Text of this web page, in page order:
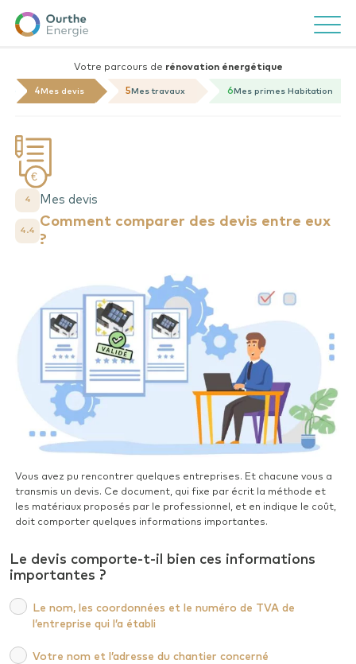
Ourthe
Energie Ouvrir/
Votre parcours de rénovation énergétique
4 Mes devis 5Mes travaux 6 Mes primes Habitation
4 Mes devis
4.4
Comment comparer des devis entre eux
?
Vous avez pu rencontrer quelques entreprises. Et chacune vous a
transmis un devis. Ce document, qui fixe par écrit la méthode et
les matériaux proposés par le professionnel, et en indique le coût,
doit comporter quelques informations importantes.
Le devis comporte-t-il bien ces informations
importantes ?
Le nom, les coordonnées et le numéro de TVA de
l’entreprise qui l’a établi
Votre nom et l’adresse du chantier concerné